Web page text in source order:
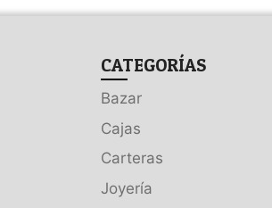
CATEGORÍAS
Bazar
Cajas
Carteras
Joyería